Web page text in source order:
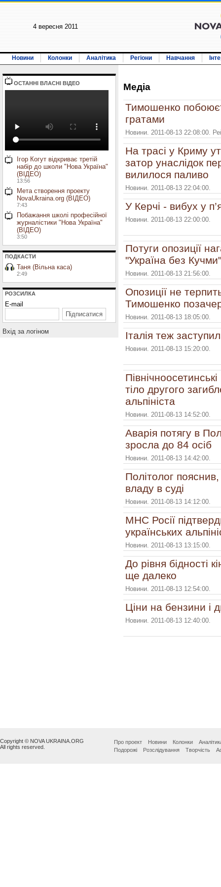
4 вересня 2011
Новини Колонки Аналітика Регіони Навчання
ОСТАННI ВЛАСНI ВIДЕО
Ігор Когут відкриває третій
набір до школи "Нова Україна"
(ВІДЕО)
13:56
Мета створення проекту
NovaUkraina.org (ВІДЕО)
7:43
Побажання школі професійної
журналістики "Нова Україна"
(ВІДЕО)
3:50
ПОДКАСТИ
Таня (Вільна каса)
2:49
РОЗСИЛКА
E-mail
Вхiд за логiном
Медiа
Тимошенко
гратами
Новини. 2011-08-13 22:08:00.
На трасі у Криму
затор унаслідок
вилилося паливо
Новини. 2011-08-13 22:04:00.
У Керчі - вибух у
Новини. 2011-08-13 22:00:00.
Потуги опозиції
"Україна без Кучми"
Новини. 2011-08-13 21:56:00.
Опозиції не
Тимошенко
Новини. 2011-08-13 18:05:00.
Італія теж
Новини. 2011-08-13 15:20:00.
тіло другого
альпініста
Новини. 2011-08-13 14:52:00.
Аварія потягу в
зросла до 84 осіб
Новини. 2011-08-13 14:42:00.
Політолог
владу в суді
Новини. 2011-08-13 14:12:00.
МНС Росії
українських
Новини. 2011-08-13 13:15:00.
До рівня бідності
ще далеко
Новини. 2011-08-13 12:54:00.
Ціни на бензини і
Новини. 2011-08-13 12:40:00.
Copyright © NOVA UKRAINA.ORG
All rights reserved.
Про проект Новини Колонки
Подорожі
Розслідування Творчість